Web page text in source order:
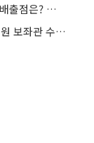
로또 1110회 당첨번호, 1등 16명 ‘16억씩’…배출점은? 강남복권방·천하명당·오케이상사
복권방서 사라진 현금 10만 원…현역 국회의원 보좌관 수사선상